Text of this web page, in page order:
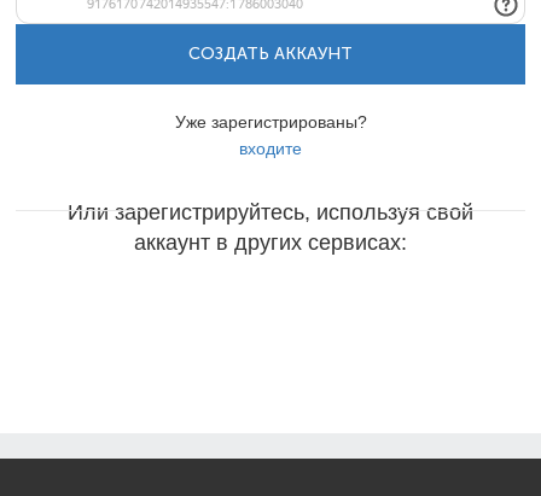
СОЗДАТЬ АККАУНТ
Уже зарегистрированы?
входите
Или зарегистрируйтесь, используя свой
аккаунт в других сервисах: